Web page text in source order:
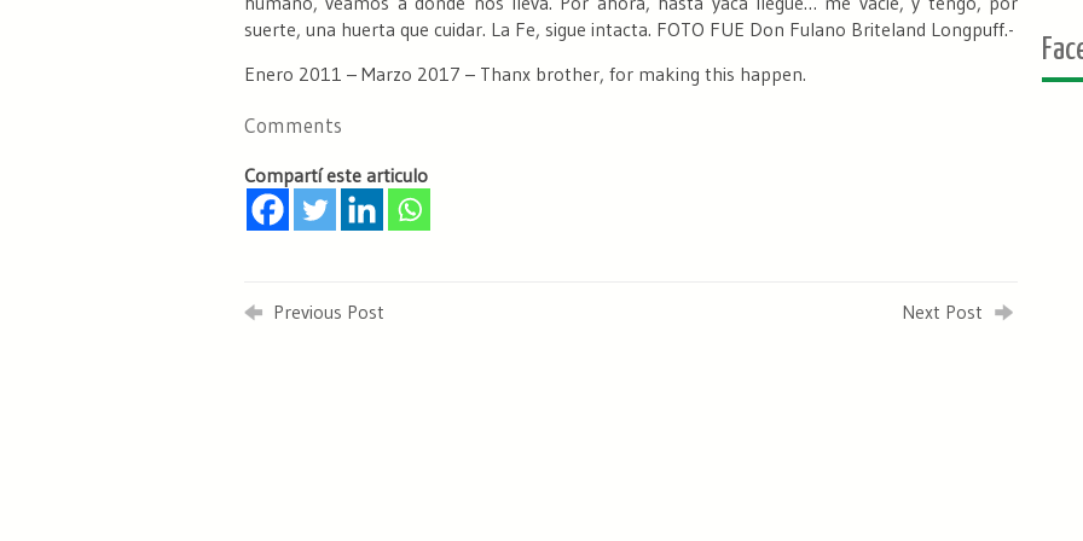
suerte, una huerta que cuidar. La Fe, sigue intacta. FOTO FUE Don Fulano Briteland Longpuff.-
Enero 2011 – Marzo 2017 – Thanx brother, for making this happen.
Comments
Compartí este articulo
Previous Post Next Post